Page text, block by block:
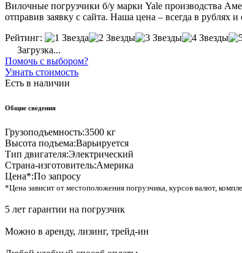
Вилочные погрузчики б/у марки Yale производства
отправив заявку с сайта. Наша цена – всегда в рублях
Рейтинг:
Загрузка...
Помочь с выбором?
Узнать стоимость
Есть в наличии
Общие сведения
Грузоподъемность:3500 кг
Высота подъема:Варьируется
Тип двигателя:Электрический
Страна-изготовитель:Америка
Цена*:По запросу
*Цена зависит от местоположения погрузчика, курсов валют,
5 лет гарантии на погрузчик
Можно в аренду, лизинг, трейд-ин